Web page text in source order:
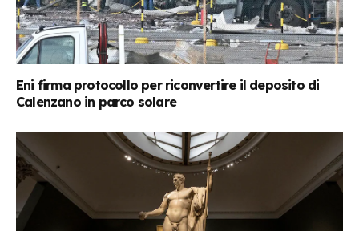
Eni firma protocollo per riconvertire il deposito di
Calenzano in parco solare